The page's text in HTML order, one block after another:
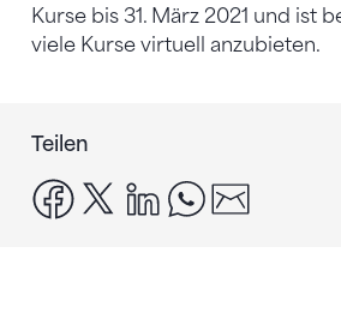
Kurse bis 31. März 2021 und ist
viele Kurse virtuell anzubieten.
Teilen
facebook
x linkedinwhatsapp